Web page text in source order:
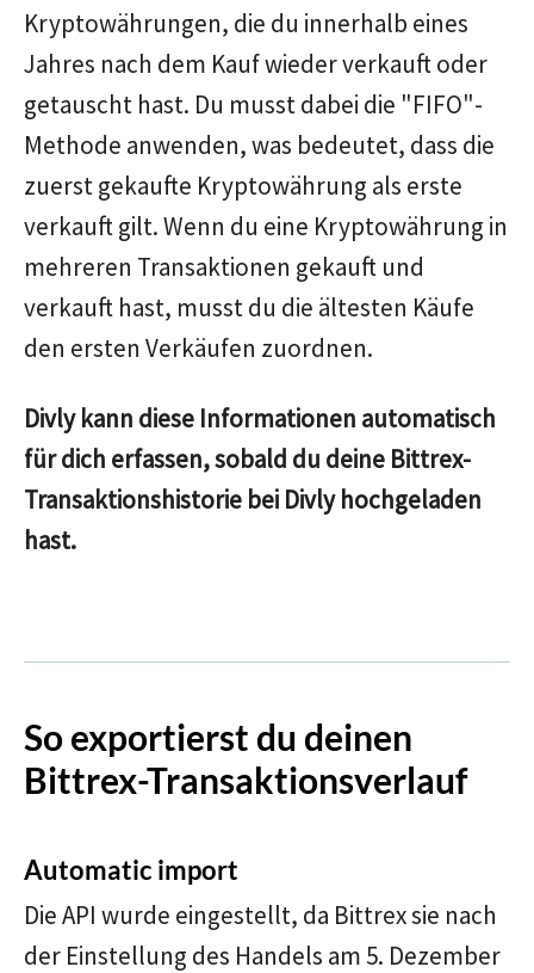
Kryptowährungen, die du innerhalb eines
Jahres nach dem Kauf wieder verkauft oder
getauscht hast. Du musst dabei die "FIFO"-
Methode anwenden, was bedeutet, dass die
zuerst gekaufte Kryptowährung als erste
verkauft gilt. Wenn du eine Kryptowährung in
mehreren Transaktionen gekauft und
verkauft hast, musst du die ältesten Käufe
den ersten Verkäufen zuordnen.
Divly kann diese Informationen automatisch
für dich erfassen, sobald du deine Bittrex-
Transaktionshistorie bei Divly hochgeladen
hast.
So exportierst du deinen
Bittrex-Transaktionsverlauf
Automatic import
Die API wurde eingestellt, da Bittrex sie nach
der Einstellung des Handels am 5. Dezember